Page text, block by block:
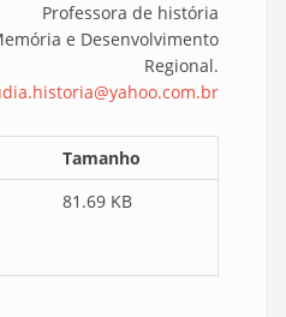
Professora de história
e Desenvolvimento
Regional.
Tamanho
81.69 KB